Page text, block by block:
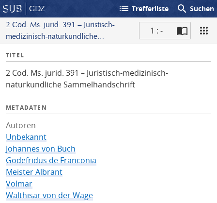
GDZ list Trefferliste search Suchen
2 Cod. Ms. jurid. 391 – Juristisch-
medizinisch-naturkundliche
1 : -
I
f
o
TITEL
2 Cod. Ms. jurid. 391 – Juristisch-medizinisch-
naturkundliche Sammelhandschrift
METADATEN
Autoren
Unbekannt
Johannes von Buch
Godefridus de Franconia
Meister Albrant
Volmar
Walthisar von der Wage